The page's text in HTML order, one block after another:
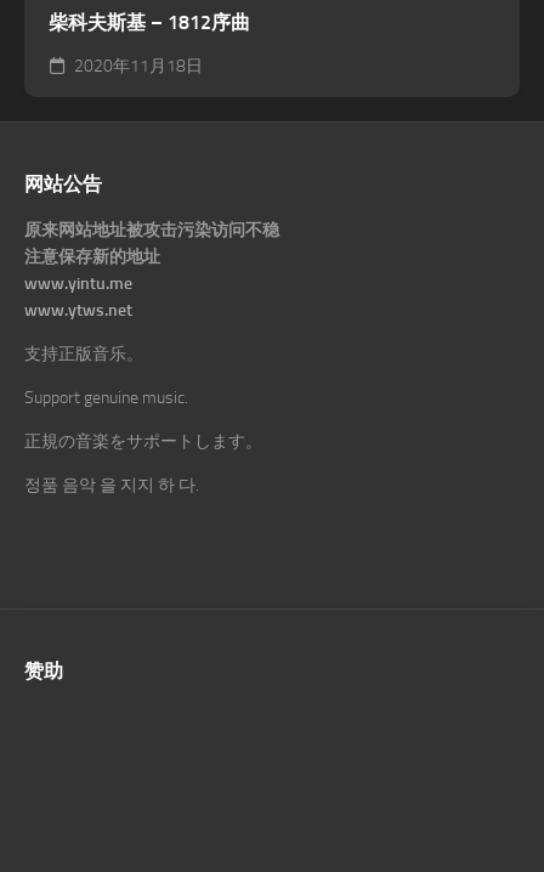
柴科夫斯基 – 1812序曲
2020年11月18日
网站公告
原来网站地址被攻击污染访问不稳
注意保存新的地址
www.yintu.me
www.ytws.net
支持正版音乐。
Support genuine music.
正規の音楽をサポートします。
정품 음악 을 지지 하 다.
赞助